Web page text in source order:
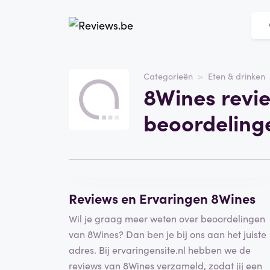
Categorieën Eten & drinken
8Wines
8Wines
Categorie
Eten & drinken
Reviews en Ervaringen 8Wines
Wil je graag meer weten over beoordelingen
van 8Wines? Dan ben je bij ons aan het juiste
adres. Bij ervaringensite.nl hebben we de
reviews van 8Wines verzameld, zodat jij een